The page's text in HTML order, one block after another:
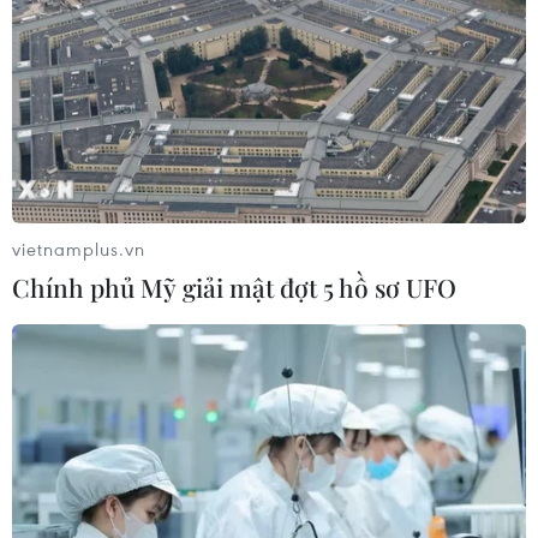
công trên Biển Đen
04/08/2026 05:54
Vì sao Google khiến Mỹ và
EU đối đầu về chủ quyền số?
04/08/2026 04:13
Xem thêm
CƠ QUAN CHỦ QUẢN: THÔNG TẤN XÃ VIỆT NAM
vietnamplus.vn
Chính phủ Mỹ giải mật đợt 5 hồ sơ UFO